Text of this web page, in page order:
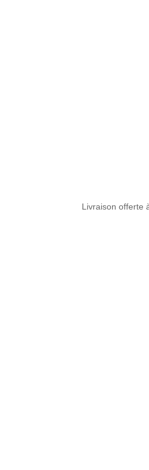
Livraison offerte